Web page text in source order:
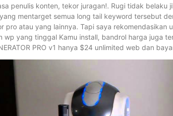
penulis konten, tekor juragan!. Rugi tidak belaku
mentarget semua long tail keyword tersebut
atau yang lainnya. Tapi saya rekomendasikan
wp yang tinggal Kamu install, bandrol harga juga
PRO v1 hanya $24 unlimited web dan